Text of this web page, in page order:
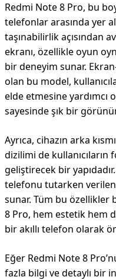
Redmi Note 8 Pro, bu
telefonlar arasında yer
taşınabilirlik açısından
ekranı, özellikle oyun
bir deneyim sunar.
olan bu model,
elde etmesine yardımcı
sayesinde şık bir
Ayrıca, cihazın arka
dizilimi de kullanıcıların
geliştirecek bir
telefonu tutarken verilen
sunar. Tüm bu özellikler
8 Pro, hem estetik hem
bir akıllı telefon olarak
Eğer Redmi Note 8
fazla bilgi ve detaylı bir